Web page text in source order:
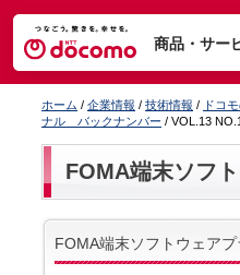
商品・サー
ホーム / 企業情報 / 技術情報 / ドコ
ナル バックナンバー / VOL.13 NO.1
FOMA端末ソフ
FOMA端末ソフトウェア